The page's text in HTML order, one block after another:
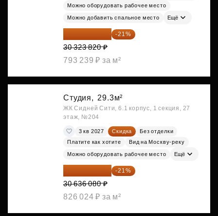
Можно оборудовать рабочее место
Можно добавить спальное место Ещё
23 955 818 ₽ -21%
30 323 820 ₽
793 239 ₽ за м²
Студия, 29.3м²
ЖК Сидней Сити, 6.1 корпус, 1 секция, 27
этаж, №204
3 кв 2027 Скидка
Без отделки
Платите как хотите
Вид на Москву-реку
Можно оборудовать рабочее место Ещё
24 202 503 ₽ -21%
30 636 080 ₽
826 024 ₽ за м²